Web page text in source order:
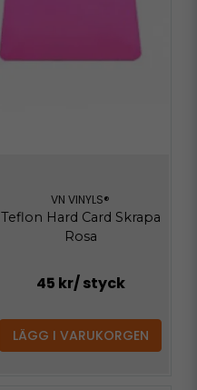
VN VINYLS®
Teflon Hard Card Skrapa
Rosa
45 kr/ styck
LÄGG I VARUKORGEN